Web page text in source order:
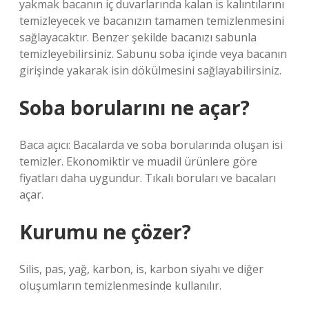
yakmak bacanın iç duvarlarında kalan is kalıntılarını
temizleyecek ve bacanızın tamamen temizlenmesini
sağlayacaktır. Benzer şekilde bacanızı sabunla
temizleyebilirsiniz. Sabunu soba içinde veya bacanın
girişinde yakarak isin dökülmesini sağlayabilirsiniz.
Soba borularını ne açar?
Baca açıcı: Bacalarda ve soba borularında oluşan isi
temizler. Ekonomiktir ve muadil ürünlere göre
fiyatları daha uygundur. Tıkalı boruları ve bacaları
açar.
Kurumu ne çözer?
Silis, pas, yağ, karbon, is, karbon siyahı ve diğer
oluşumların temizlenmesinde kullanılır.